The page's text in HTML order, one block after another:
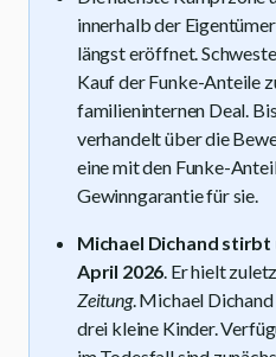
innerhalb der
längst eröffnet.
Kauf der Funke-Anteile
familieninternen Deal.
verhandelt über die
eine mit den Funke-
Gewinngarantie für sie.
Michael Dichand stirbt
April 2026. Er hielt
Zeitung. Michael
drei kleine Kinder.